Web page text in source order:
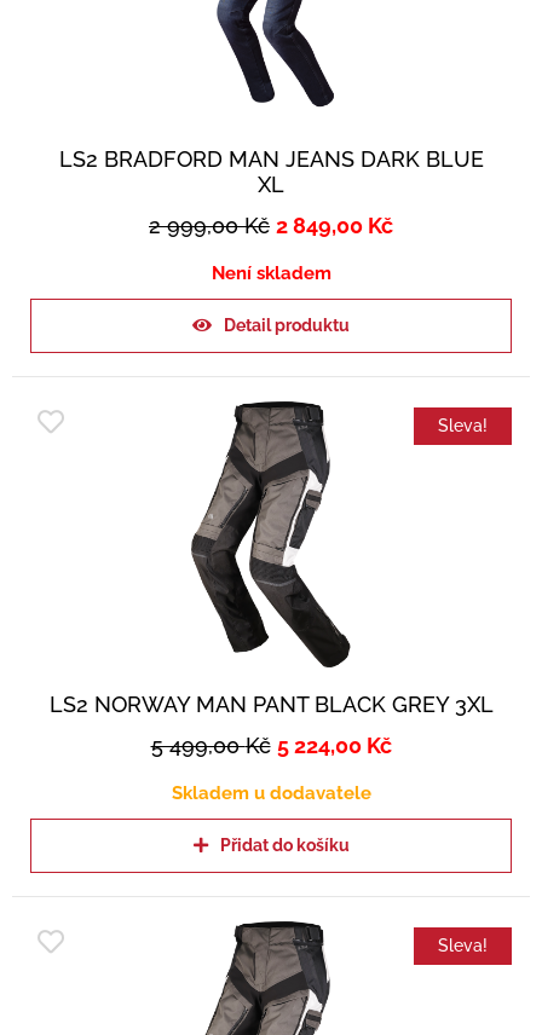
LS2 BRADFORD MAN JEANS DARK BLUE
XL
2 999,00Kč 2 849,00 Kč
Není skladem
Detail produktu
Sleva!
LS2 NORWAY MAN PANT BLACK GREY 3XL
5 499,00Kč 5 224,00 Kč
Skladem u dodavatele
Přidat do košíku
Sleva!